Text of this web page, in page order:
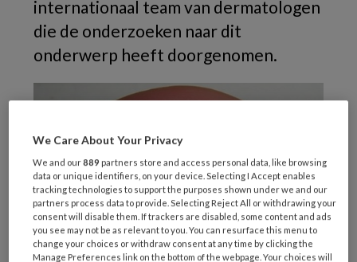
internationaal team van dermatologen
die de onderzoeken naar dit
onderwerp heeft doorgenomen.
We Care About Your Privacy
We and our889 partners store and access personal data, like browsing
data or unique identifiers, on your device. Selecting I Accept enables
tracking technologies to support the purposes shown under we and our
partners process data to provide. Selecting Reject All or withdrawing your
consent will disable them. If trackers are disabled, some content and ads
you see may not be as relevant to you. You can resurface this menu to
change your choices or withdraw consent at any time by clicking the
Manage Preferences link on the bottom of the webpage. Your choices will